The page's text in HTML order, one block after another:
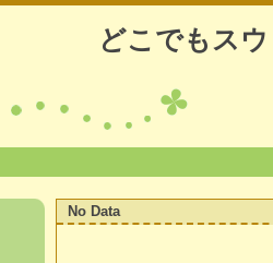
どこでもス
No Data